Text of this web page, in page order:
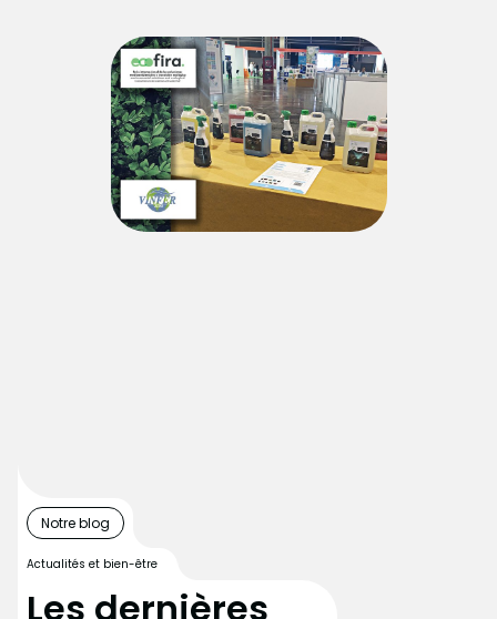
Notre blog
Actualités et bien-être
Les dernières